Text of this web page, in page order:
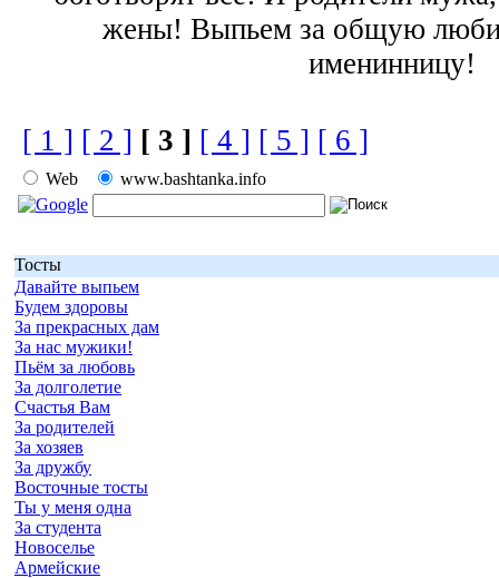
жены! Выпьем за общую
именинницу!
[ 1 ] [ 2 ] [ 3 ] [ 4 ] [ 5 ] [ 6 ]
Web www.bashtanka.info
Тосты
Давайте выпьем
Будем здоровы
За прекрасных дам
За нас мужики!
Пьём за любовь
За долголетие
Счастья Вам
За родителей
За хозяев
За дружбу
Восточные тосты
Ты у меня одна
За студента
Новоселье
Армейские